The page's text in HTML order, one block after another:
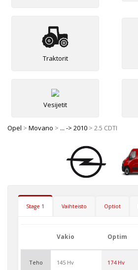
Traktorit
Vesijetit
Opel > Movano > ... -> 2010 > 2.5 CDTI
Stage 1 Vaihteisto Optiot
Vakio Optim
Teho 145 Hv 174 Hv